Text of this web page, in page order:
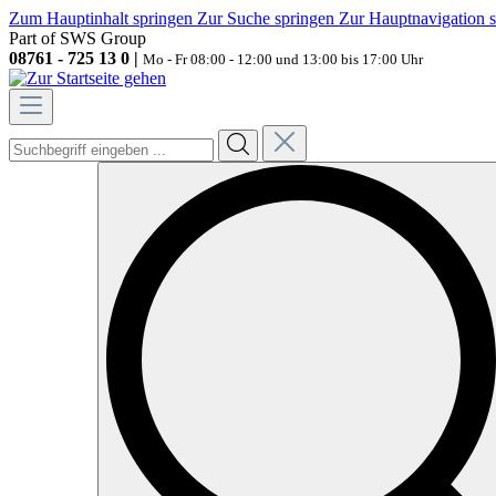
Zum Hauptinhalt springen Zur Suche springen Zur Hauptnavigation
Part of SWS Group
08761 - 725 13 0 | Mo - Fr 08:00 - 12:00 und 13:00 bis 17:00 Uhr